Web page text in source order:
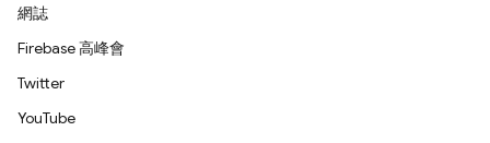
網誌
Firebase 高峰會
Twitter
YouTube